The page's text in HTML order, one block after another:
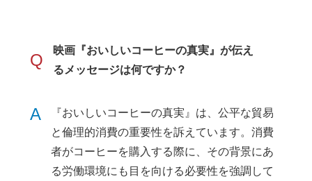
Q
映画『おいしいコーヒーの真実』が伝え
るメッセージは何ですか？
A
『おいしいコーヒーの真実』は、公平な貿易
と倫理的消費の重要性を訴えています。消費
者がコーヒーを購入する際に、その背景にあ
る労働環境にも目を向ける必要性を強調して